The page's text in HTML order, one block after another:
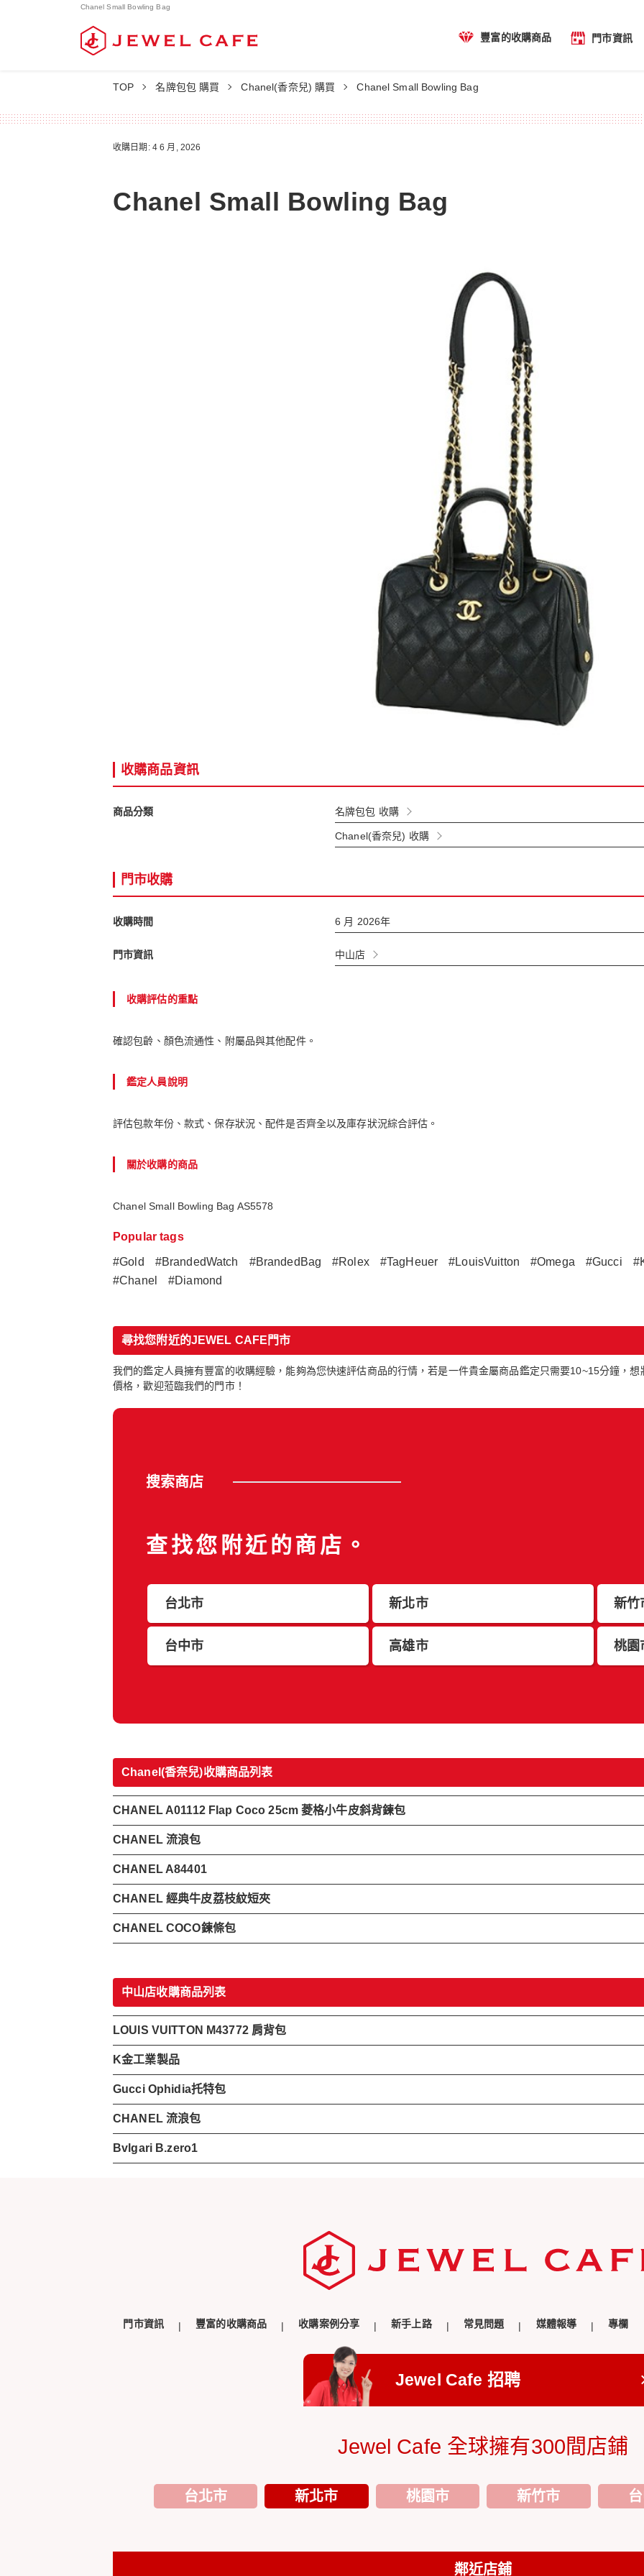
Chanel Small Bowling Bag
豐富的收購商品 門市資訊
TOP 名牌包包 購買 Chanel(香奈兒) 購買 Chanel Small Bowling Bag
收購日期: 4 6 月, 2026
Chanel Small Bowling Bag
收購商品資訊
商品分類 名牌包包 收購
Chanel(香奈兒) 收購
門市收購
收購時間 6 月 2026年
門市資訊 中山店
收購評估的重點
確認包齡、顏色流通性、附屬品與其他配件。
鑑定人員說明
評估包款年份、款式、保存狀況、配件是否齊全以及庫存狀況綜合評估。
關於收購的商品
Chanel Small Bowling Bag AS5578
Popular tags
#Gold #BrandedWatch #BrandedBag #Rolex #TagHeuer #LouisVuitton #Omega #Gucci
#Chanel
#Diamond
尋找您附近的JEWEL CAFE門市
我們的鑑定人員擁有豐富的收購經驗，能夠為您快速評估商品的行情，若是一件貴金屬商品鑑定只需要10~15分鐘，
價格，歡迎蒞臨我們的門市！
搜索商店
查找您附近的商店。
台北市 新北市 新竹
台中市 高雄市 桃園
Chanel(香奈兒)收購商品列表
CHANEL A01112 Flap Coco 25cm 菱格小牛皮斜背鍊包
CHANEL 流浪包
CHANEL A84401
CHANEL 經典牛皮荔枝紋短夾
CHANEL COCO鍊條包
中山店收購商品列表
LOUIS VUITTON M43772 肩背包
K金工業製品
Gucci Ophidia托特包
CHANEL 流浪包
Bvlgari B.zero1
門市資訊 豐富的收購商品 收購案例分享 新手上路 常見問題 媒體報導 專欄
Jewel Cafe 招聘
Jewel Cafe 全球擁有300間店鋪
台北市 新北市 桃園市 新竹市
鄰近店鋪